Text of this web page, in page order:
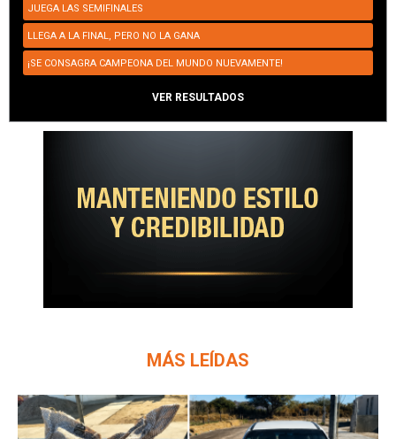
JUEGA LAS SEMIFINALES
LLEGA A LA FINAL, PERO NO LA GANA
¡SE CONSAGRA CAMPEONA DEL MUNDO NUEVAMENTE!
VER RESULTADOS
MÁS LEÍDAS